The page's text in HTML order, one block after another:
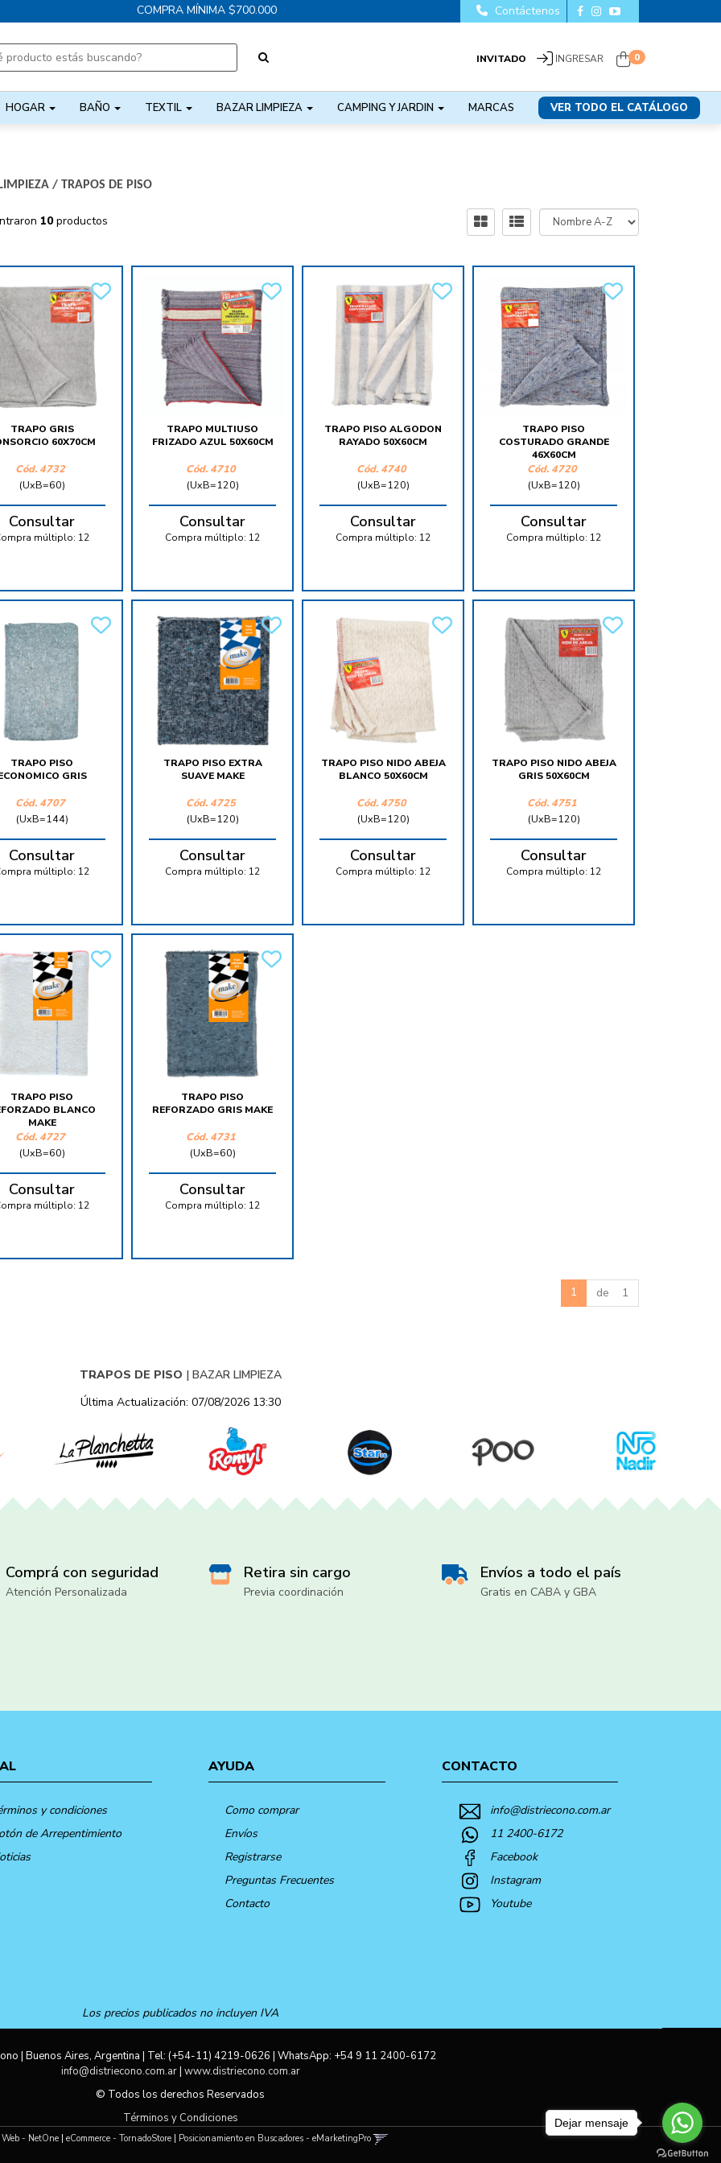
COMPRA MÍNIMA $700.000
INVITADO INGRESAR 0
HOGAR BAÑO TEXTIL BAZAR LIMPIEZA CAMPING Y JARDIN MARCAS VER TODO EL CATÁLOGO
Contáctenos
/ TRAPOS DE PISO
10 productos
TRAPO GRIS
60X70CM
Cód. 4732
(UxB=60)
Consultar
múltiplo: 12
TRAPO MULTIUSO
FRIZADO AZUL 50X60CM
Cód. 4710
(UxB=120)
Consultar
Compra múltiplo: 12
TRAPO PISO ALGODON
RAYADO 50X60CM
Cód. 4740
(UxB=120)
Consultar
Compra múltiplo: 12
TRAPO PISO
COSTURADO GRANDE
46X60CM
Cód. 4720
(UxB=120)
Consultar
Compra múltiplo: 12
TRAPO PISO
GRIS
Cód. 4707
(UxB=144)
Consultar
múltiplo: 12
TRAPO PISO EXTRA
SUAVE MAKE
Cód. 4725
(UxB=120)
Consultar
Compra múltiplo: 12
TRAPO PISO NIDO ABEJA
BLANCO 50X60CM
Cód. 4750
(UxB=120)
Consultar
Compra múltiplo: 12
TRAPO PISO NIDO ABEJA
GRIS 50X60CM
Cód. 4751
(UxB=120)
Consultar
Compra múltiplo: 12
TRAPO PISO
BLANCO
MAKE
Cód. 4727
(UxB=60)
Consultar
múltiplo: 12
TRAPO PISO
REFORZADO GRIS MAKE
Cód. 4731
(UxB=60)
Consultar
Compra múltiplo: 12
1 de 1
TRAPOS DE PISO | BAZAR LIMPIEZA
Última Actualización: 07/08/2026 13:30
Comprá con seguridad
Atención Personalizada
Retira sin cargo
Previa coordinación
Envíos a todo el país
Gratis en CABA y GBA
y condiciones
de Arrepentimiento
AYUDA
Como comprar
Envíos
Registrarse
Preguntas Frecuentes
Contacto
CONTACTO
info@distriecono.com.ar
11 2400-6172
Facebook
Instagram
Youtube
Los precios publicados no incluyen IVA
| Buenos Aires, Argentina | Tel: (+54-11) 4219-0626 | WhatsApp: +54 9 11 2400-6172
info@distriecono.com.ar| www.distriecono.com.ar
© Todos los derechos Reservados
Términos y Condiciones
- NetOne | eCommerce - TornadoStore | Posicionamiento en Buscadores - eMarketingPro
Dejar mensaje